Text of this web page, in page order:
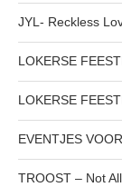
JYL- Reckless
LOKERSE
LOKERSE
EVENTJES
TROOST – Not